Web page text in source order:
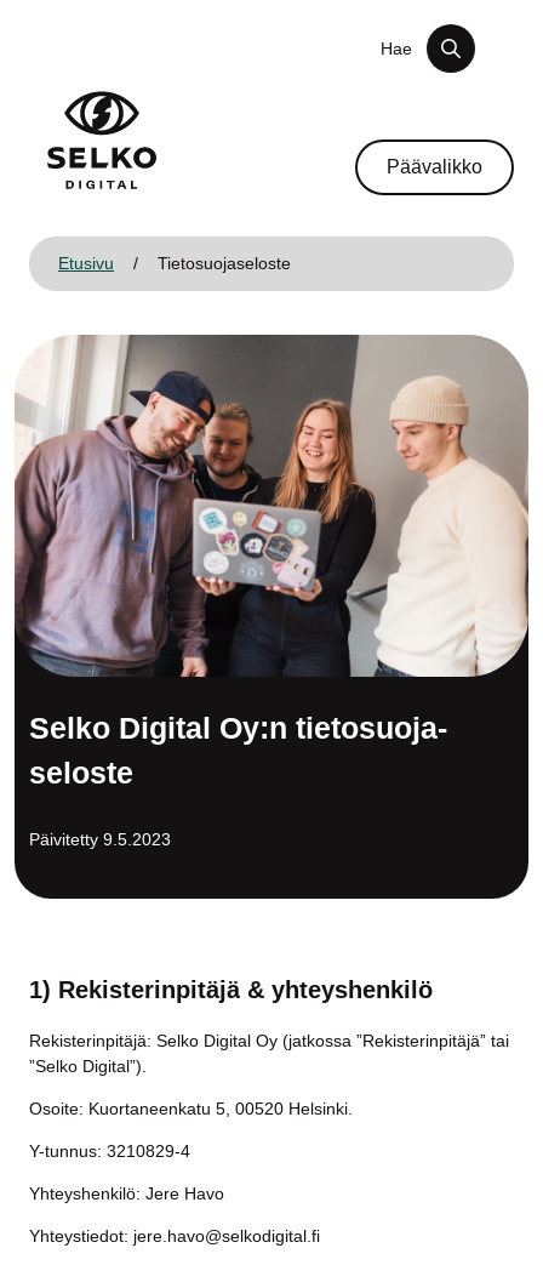
Hae
Päävalikko
Etusivu / Tietosuojaseloste
Selko Digital Oy:n tietosuoja­
seloste
Päivitetty 9.5.2023
1) Rekisterinpitäjä & yhteyshenkilö
Rekisterinpitäjä: Selko Digital Oy (jatkossa ”Rekisterinpitäjä” tai
”Selko Digital”).
Osoite: Kuortaneenkatu 5, 00520 Helsinki.
Y-tunnus: 3210829-4
Yhteyshenkilö: Jere Havo
Yhteystiedot: jere.havo@selkodigital.fi